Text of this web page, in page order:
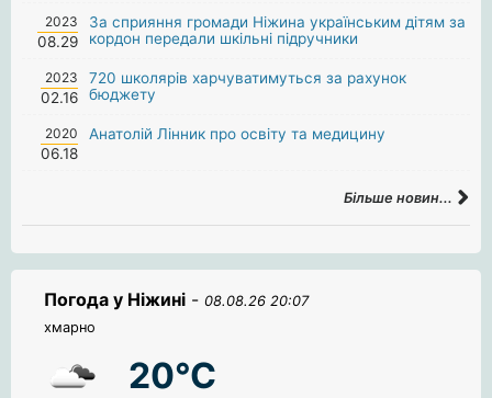
2023
08.29
За сприяння громади Ніжина українським дітям за
кордон передали шкільні підручники
2023
02.16
720 школярів харчуватимуться за рахунок
бюджету
2020
06.18
Анатолій Лінник про освіту та медицину
Більше новин...
Погода у Ніжині - 08.08.26 20:07
хмарно
20°C